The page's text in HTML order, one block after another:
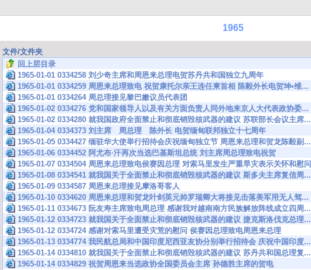
1965
文件/文件夹
回上层目录
1965-01-01 0334258 刘少奇主席和周恩来总理电贺苏丹共和国独立九周年
1965-01-01 0334259 周恩来总理致电 祝贺康托尔亲王连任柬首相 陈毅外长电贺坤•维...
1965-01-01 0334264 周总理接见黎巴嫩议员代表团
1965-01-02 0334276 党和国家领导人以及有关方面负责人同外地来京人大代表政协委...
1965-01-02 0334280 就我国政府全面禁止和彻底销毁核武器的建议 苏联部长会议主席...
1965-01-04 0334373 刘主席 周总理 陈外长 电贺缅甸联邦独立十七周年
1965-01-05 0334427 缅驻华大使举行招待会庆祝缅甸独立节 周恩来总理和贺龙陈毅副...
1965-01-06 0334452 阿尤布·汗再次当选巴基斯坦总统 刘主席周总理致电祝贺
1965-01-07 0334504 周恩来总理致电侯赛因总理 对索马里发生严重旱灾表示关怀和慰问
1965-01-08 0334541 就我国关于全面禁止和彻底销毁核武器的建议 斯多夫主席复信周...
1965-01-09 0334587 周恩来总理接见摩洛哥客人
1965-01-10 0334620 周恩来总理和贺龙叶剑英元帅罗瑞卿大将接见击落美军用无人驾...
1965-01-11 0334673 阮友寿主席致电周总理 感谢我对越南南方民族解放阵线成立四周...
1965-01-12 0334723 就我国关于全面禁止和彻底销毁核武器的建议 捷克斯洛伐克总理...
1965-01-12 0334724 感谢对索马里遭受灾荒的慰问 侯赛因总理致电周恩来总理
1965-01-13 0334774 我民航总局和中国印度尼西亚友协分别举行招待会 庆祝中国印度...
1965-01-14 0334810 就我国关于全面禁止和彻底销毁核武器的建议 苏丹共和国总理复...
1965-01-14 0334829 祝贺周恩来当选政协全国委员会主席 孙德胜主席的贺电